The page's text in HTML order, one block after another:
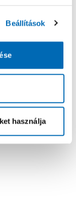
Beállítások
használja